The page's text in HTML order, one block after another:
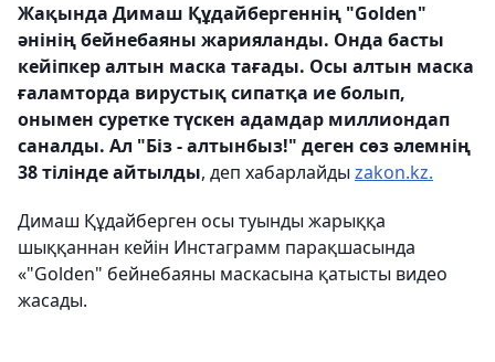
Жақында Димаш Құдайбергеннің "Golden"
әнінің бейнебаяны жарияланды. Онда басты
кейіпкер алтын маска тағады. Осы алтын маска
ғаламторда вирустық сипатқа ие болып,
онымен суретке түскен адамдар миллиондап
саналды. Ал "Біз - алтынбыз!" деген сөз әлемнің
38 тілінде айтылды, деп хабарлайды zakon.kz.
Димаш Құдайберген осы туынды жарыққа
шыққаннан кейін Инстаграмм парақшасында
«"Golden" бейнебаяны маскасына қатысты видео
жасады.